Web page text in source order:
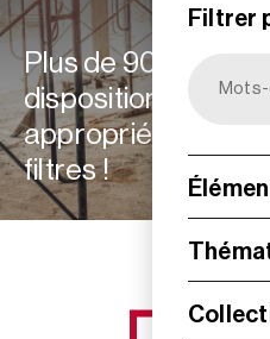
Filtrer
Plus de 900
disposition :
appropriées à vos
filtres !